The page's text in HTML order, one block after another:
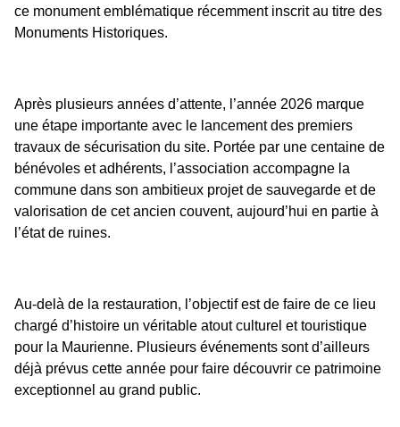
ce monument emblématique récemment inscrit au titre des
Monuments Historiques.
Après plusieurs années d’attente, l’année 2026 marque
une étape importante avec le lancement des premiers
travaux de sécurisation du site. Portée par une centaine de
bénévoles et adhérents, l’association accompagne la
commune dans son ambitieux projet de sauvegarde et de
valorisation de cet ancien couvent, aujourd’hui en partie à
l’état de ruines.
Au-delà de la restauration, l’objectif est de faire de ce lieu
chargé d’histoire un véritable atout culturel et touristique
pour la Maurienne. Plusieurs événements sont d’ailleurs
déjà prévus cette année pour faire découvrir ce patrimoine
exceptionnel au grand public.